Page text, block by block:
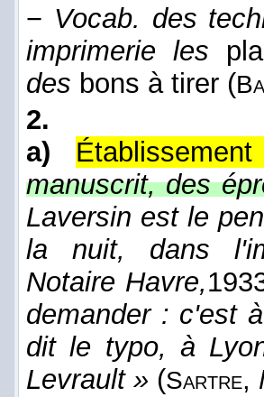
− Vocab. des
imprimerie les
des bons à tirer (
2.
a)
manuscrit, des
Laversin est le
la nuit, dans
Notaire Havre,
demander : c'est
dit le typo, à
Levrault » (Sartre,